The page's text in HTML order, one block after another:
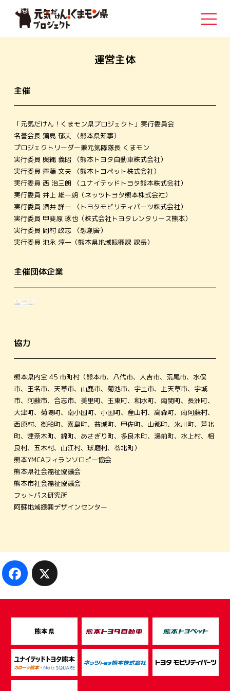
運営主体
主催
「元気だけん！くまモン県プロジェクト」実⾏委員会
名誉会⻑ 蒲島 郁夫 （熊本県知事）
プロジェクトリーダー兼元気隊隊⻑ くまモン
実⾏委員 與縄 義昭 （熊本トヨタ⾃動⾞株式会社）
実⾏委員 ⿑藤 ⽂夫 （熊本トヨペット株式会社）
実⾏委員 ⻄ 治三朗 （ユナイテッドトヨタ熊本株式会社）
実⾏委員 井上 雄⼀朗（ネッツトヨタ熊本株式会社）
実⾏委員 酒井 詳⼀ （トヨタモビリティパーツ株式会社）
実⾏委員 甲斐原 琢也（株式会社トヨタレンタリース熊本）
実⾏委員 岡村 政志 （想創舎）
実⾏委員 池永 淳一（熊本県地域振興課 課⻑）
主催団体企業
協⼒
熊本県内全 45 市町村（熊本市、⼋代市、⼈吉市、荒尾市、⽔俣
市、⽟名市、天草市、⼭⿅市、菊池市、宇⼟市、上天草市、宇城
市、阿蘇市、合志市、美⾥町、⽟東町、和⽔町、南関町、⻑洲町、
⼤津町、菊陽町、南⼩国町、⼩国町、産⼭村、⾼森町、南阿蘇村、
⻄原村、御船町、嘉島町、益城町、甲佐町、⼭都町、氷川町、芦北
町、津奈⽊町、錦町、あさぎり町、多良⽊町、湯前町、⽔上村、相
良村、五⽊村、⼭江村、球磨村、苓北町）
熊本YMCAフィランソロピー協会
熊本県社会福祉協議会
熊本市社会福祉協議会
フットパス研究所
阿蘇地域振興デザインセンター
Facebook